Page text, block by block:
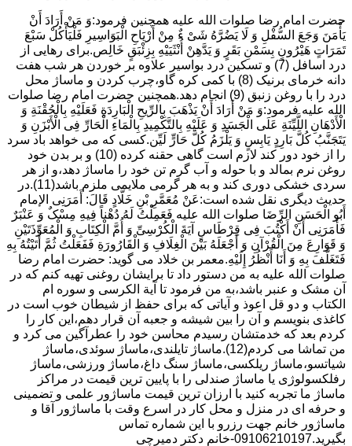
حضرت امام رضا صلوات الله علیه همچنین فرمود:وَ مَنْ أَرَادَ أَنْ
یَأْمَنَ وَجَعَ السُّفْلِ وَ لَا یَضُرَّهُ شَیْ ءٌ مِنْ أَرْیَاحِ الْبَوَاسِیرِ فَلْیَأْکُلْ سَبْعَ
تَمَرَاتٍ هَیْرُونٍ بِسَمْنِ بَقَرٍ وَ یَدَّهِنْ أُنْثَیَیْهِ بِزِئْبَقٍ خَالِص.برای رهایی از
درد اسافل (7) و تسکین درد بواسیر علاوه بر خوردن هر شب هفت
دانه خرمای برنیک (8) با کمی کره گاو،چرب کردن و ماساژ محل
درد را با روغن زنبق (9) انجام دهد.همچنین حضرت امام رضا صلوات
الله علیه فرمود:وَ مَنْ أَرَادَ أَنْ یَذْهَبَ بِالرِّیحِ الْبَارِدَةِ فَعَلَیْهِ بِالْحُقْنَةِ وَ
الْأَدْهَانِ اللَّیِّنَةِ عَلَى الْجَسَدِ وَ عَلَیْهِ بِالتَّکْمِیدِ بِالْمَاءِ الْحَارِّ فِی الْأَبْزَنِ وَ
یَتَجَنَّبُ کُلَّ بَارِدٍ یَابِسٍ وَ یَلْزَمُ کُلَّ حَارٍّ لَیِّن.کسی که می خواهد باد سرد
را از خود دور کند لازم است گاهی حقنه کرده (10) و بر بدن خود
روغن نرم بمالد و با حوله و آب گرم تن خود را ماساژ دهد،و از هر
سردی خشکی دوری کند و به هر گرمی ملایمی ملزم باشد(11).در
حدیث دیگری نقل شده است:عَنْ مُعَمَّرِ بْنِ خَلَّادٍ قَالَ: أَمَرَنِی الإمام
أَبُو الْحَسَنِ الرِّضَا صلوات الله علیه فَعَمِلْتُ لَهُ دُهْناً فِیهِ مِسْکٌ وَ عَنْبَرٌ
فَأَمَرَنِی أَنْ أَکْتُبَ فِی قِرْطَاسٍ آیَةَ الْکُرْسِیِّ وَ أُمَّ الْکِتَابِ وَ الْمُعَوِّذَتَیْنِ
وَ قَوَارِعَ مِنَ الْقُرْآنِ وَ أَجْعَلَهُ بَیْنَ الْغِلَافِ وَ الْقَارُورَةِ فَفَعَلْتُ ثُمَّ أَتَیْتُهُ بِهِ
فَتَغَلَّفَ بِهِ وَ أَنَا أَنْظُرُ إِلَیْهِ.معمر بن خلاد می گوید: حضرت امام رضا
صلوات الله علیه به من دستور داد تا برایشان روغنى تهیه کنم که در
آن مشک و عنبر باشد،به من فرمود تا آیة الکرسى و سوره ام
الکتاب و دو قل اعوذ و آیاتى که براى حفظ از شیطان خوب است در
کاغذى بنویسم و آن را بین شیشه و جعبه آن قرار دهم،این کار را
کردم بعد که خدمتشان رسیدم محاسن خود را عطرآگین می کرد و
من تماشا می کردم(12).ماساژ تایلندی،ماساژ سوئدی،ماساژ
شیاتسو،ماساژ ریلکسی،ماساژ سنگ داغ،ماساژ ورزشی،ماساژ
رفلکسولوژی یا ماساژ صندلی را با پایین ترین قیمت در مراکز
ماساژ ما تجربه کنید با ارزان ترین قیمت ماساژور علمی و تضمینی
و حرفه ای در منزل و محل کار در اسرع وقت با ماساژور آقا و
ماساژور خانم جهت رزرو با این شماره تماس
بگیرید.09106210197-خانم دکتر دمیرچی